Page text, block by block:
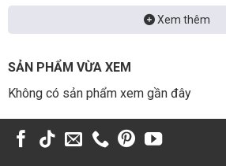
Các loại phổ biến:
Đèn trụ cổng, trụ sân vườn
Đèn rọi cây
Xem thêm
SẢN PHẨM VỪA XEM
Không có sản phẩm xem gần đây